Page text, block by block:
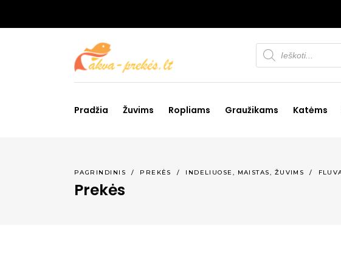
Products
search
Pradžia Žuvims Ropliams Graužikams Katėms
PAGRINDINIS / PREKĖS / INDELIUOSE , MAISTAS, ŽUVIMS /
Prekės